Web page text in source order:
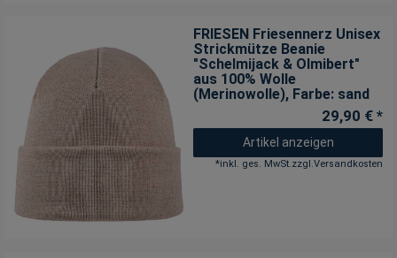
FRIESEN Friesennerz Unisex
Strickmütze Beanie
"Schelmijack & Olmibert"
aus 100% Wolle
(Merinowolle), Farbe: sand
29,90 € *
Artikel anzeigen
*inkl. ges. MwSt.zzgl.Versandkosten